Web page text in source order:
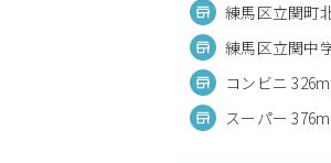
練馬区立関町
練馬区立関中
コンビニ 326m
スーパー 376m